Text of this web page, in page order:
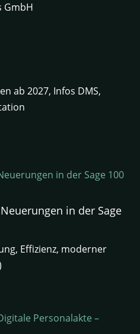
GmbH
ab 2027, Infos DMS,
in der Sage
Effizienz, moderner